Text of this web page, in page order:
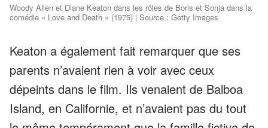
Woody Allen et Diane Keaton dans les rôles de Boris et Sonja dans la
comédie « Love and Death » (1975) | Source : Getty Images
Keaton a également fait remarquer que ses
parents n’avaient rien à voir avec ceux
dépeints dans le film. Ils venaient de Balboa
Island, en Californie, et n’avaient pas du tout